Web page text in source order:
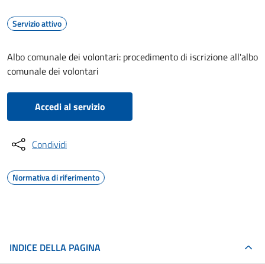
Servizio attivo
Albo comunale dei volontari: procedimento di iscrizione all'albo
comunale dei volontari
Accedi al servizio
Condividi
Normativa di riferimento
INDICE DELLA PAGINA